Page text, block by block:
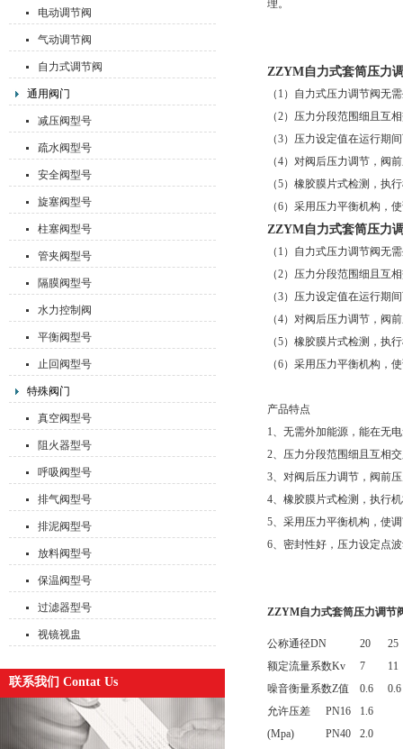
电动调节阀
气动调节阀
自力式调节阀
通用阀门
减压阀型号
疏水阀型号
安全阀型号
旋塞阀型号
柱塞阀型号
管夹阀型号
隔膜阀型号
水力控制阀
平衡阀型号
止回阀型号
特殊阀门
真空阀型号
阻火器型号
呼吸阀型号
排气阀型号
排泥阀型号
放料阀型号
保温阀型号
过滤器型号
视镜视盅
联系我们 Contat Us
理。
ZZYM自力式套筒压力
（1）自力式压力调节阀无
（2）压力分段范围细且互
（3）压力设定值在运行期
（4）对阀后压力调节，阀
（5）橡胶膜片式检测，执
（6）采用压力平衡机构，
ZZYM自力式套筒压力
（1）自力式压力调节阀无
（2）压力分段范围细且互
（3）压力设定值在运行期
（4）对阀后压力调节，阀
（5）橡胶膜片式检测，执
（6）采用压力平衡机构，
产品特点
1、无需外加能源，能在无
2、压力分段范围细且互相
3、对阀后压力调节，阀前
4、橡胶膜片式检测，执行
5、采用压力平衡机构，使
6、密封性好，压力设定点
ZZYM自力式套筒压力调节
公称通径DN 20
25
额定流量系数Kv
7
11
噪音衡量系数Z值
0.6
0.6
允许压差
(Mpa)
PN16
1.6
PN40
2.0